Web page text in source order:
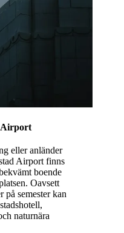
Airport
eller anländer
Airport finns
boende
Oavsett
på semester kan
naturnära